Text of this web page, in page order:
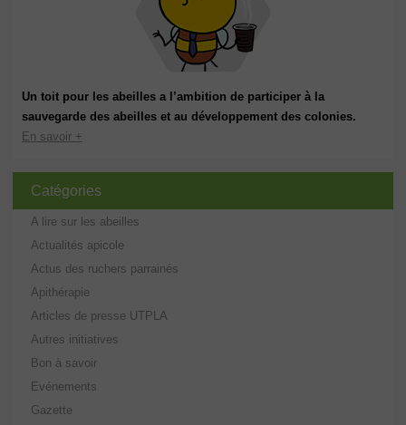
Un toit pour les abeilles a l’ambition de participer à la
sauvegarde des abeilles et au développement des colonies.
En savoir +
Catégories
A lire sur les abeilles
Actualités apicole
Actus des ruchers parrainés
Apithérapie
Articles de presse UTPLA
Autres initiatives
Bon à savoir
Evénements
Gazette